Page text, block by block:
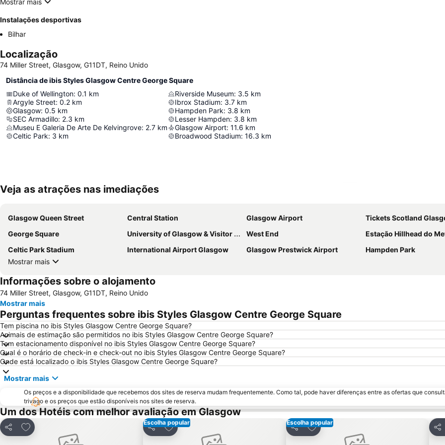
Mostrar mais
Instalações desportivas
Bilhar
Localização
74 Miller Street, Glasgow, G11DT, Reino Unido
Distância de ibis Styles Glasgow Centre George Square
Duke of Wellington: 0.1 km
Argyle Street: 0.2 km
Glasgow: 0.5 km
SEC Armadillo: 2.3 km
Museu E Galeria De Arte De Kelvingrove: 2.7 km
Celtic Park: 3 km
Riverside Museum: 3.5 km
Ibrox Stadium: 3.7 km
Hampden Park: 3.8 km
Lesser Hampden: 3.8 km
Glasgow Airport: 11.6 km
Broadwood Stadium: 16.3 km
Veja as atrações nas imediações
Glasgow Queen Street Central Station Glasgow Airport
Tickets Scotland
George Square
University of Glasgow & Visitor Centre West End
Estação Hillhead do
Celtic Park Stadium
International Airport Glasgow Glasgow Prestwick Airport
Hampden Park
Mostrar mais
Informações sobre o alojamento
74 Miller Street, Glasgow, G11DT, Reino Unido
Mostrar mais
Perguntas frequentes sobre ibis Styles Glasgow Centre George Square
Tem piscina no ibis Styles Glasgow Centre George Square?
Animais de estimação são permitidos no ibis Styles Glasgow Centre George Square?
Tem estacionamento disponível no ibis Styles Glasgow Centre George Square?
Qual é o horário de check-in e check-out no ibis Styles Glasgow Centre George Square?
Onde está localizado o ibis Styles Glasgow Centre George Square?
Mostrar mais
Os preços e a disponibilidade que recebemos dos sites de reserva mudam frequentemente. Como tal, pode haver diferenças entre as ofertas que
trivago e os preços que estão disponíveis nos sites de reserva.
Um dos Hotéis com melhor avaliação em Glasgow
Partilhar
Adicionar aos favoritos Escolha popular
Partilhar
Adicionar aos favoritos Escolha popular
Partilhar
Adicionar aos favoritos